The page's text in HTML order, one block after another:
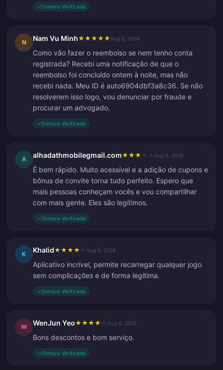
✓Compra Verificada
N Nam Vu Minh★ ★ ★ ★ ★ Aug 6, 2026
Como vão fazer o reembolso se nem tenho conta
registrada? Recebi uma notificação de que o
reembolso foi concluído ontem à noite, mas não
recebi nada. Meu ID é auto6904dbf3a8c36. Se não
resolverem isso logo, vou denunciar por fraude e
procurar um advogado.
✓Compra Verificada
A alhadathmobilegmail.com★ ★ ★ Aug 6, 2026
É bem rápido. Muito acessível e a adição de cupons e
bônus de convite torna tudo perfeito. Espero que
mais pessoas conheçam vocês e vou compartilhar
com mais gente. Eles são legítimos.
✓Compra Verificada
K Khalid★ ★ ★ ★ Aug 6, 2026
Aplicativo incrível, permite recarregar qualquer jogo
sem complicações e de forma legítima.
✓Compra Verificada
W WenJun Yeo★ ★ ★ ★ Aug 6, 2026
Bons descontos e bom serviço.
✓Compra Verificada